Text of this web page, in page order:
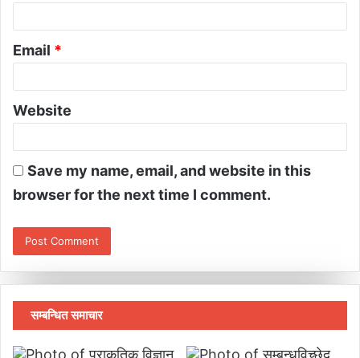
Email *
Website
Save my name, email, and website in this
browser for the next time I comment.
सम्बन्धित समाचार